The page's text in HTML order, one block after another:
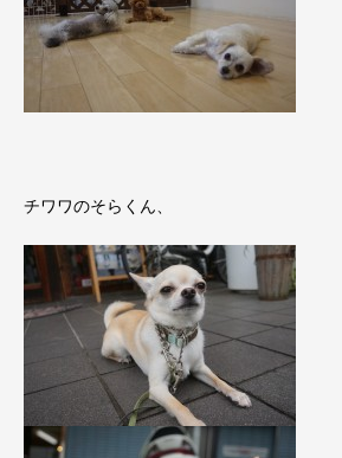
チワワのそらくん、